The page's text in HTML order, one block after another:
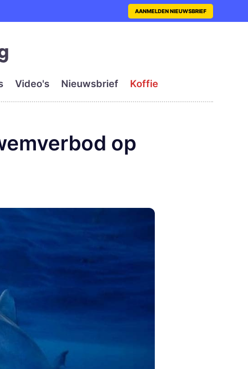
met actueel en
AANMELDEN NIEUWSBRIEF
Video's Nieuwsbrief Koffie
op